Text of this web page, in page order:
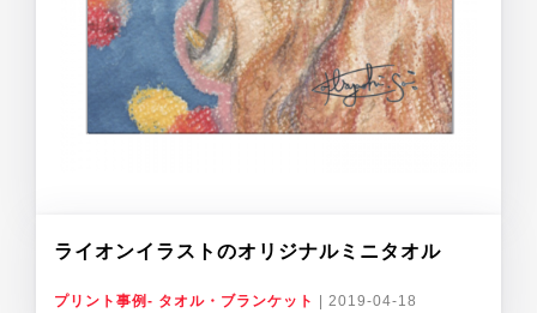
ライオンイラストのオリジナルミニタオル
プリント事例- タオル・ブランケット 2019-04-18